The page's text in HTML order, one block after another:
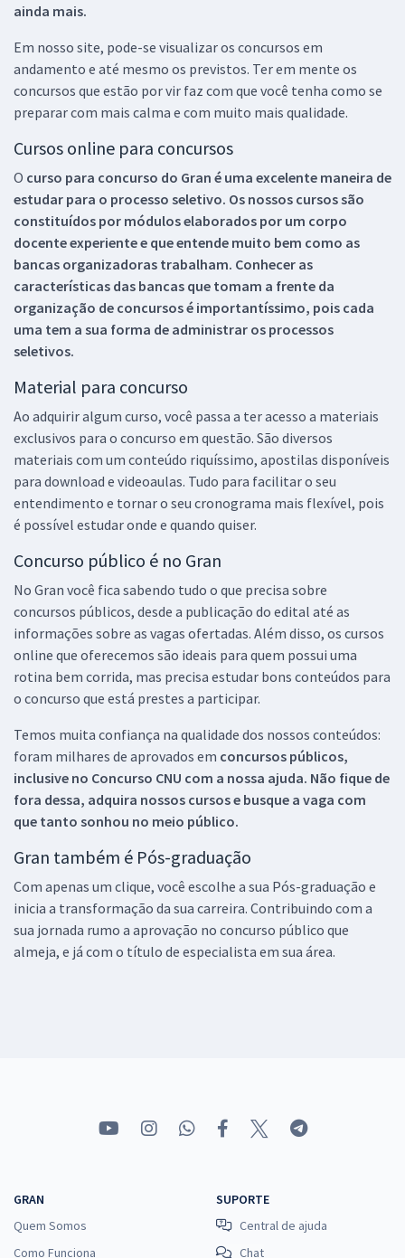
ainda mais.
Em nosso site, pode-se visualizar os concursos em
andamento e até mesmo os previstos. Ter em mente os
concursos que estão por vir faz com que você tenha como se
preparar com mais calma e com muito mais qualidade.
Cursos online para concursos
O curso para concurso do Gran é uma excelente maneira de
estudar para o processo seletivo. Os nossos cursos são
constituídos por módulos elaborados por um corpo
docente experiente e que entende muito bem como as
bancas organizadoras trabalham. Conhecer as
características das bancas que tomam a frente da
organização de concursos é importantíssimo, pois cada
uma tem a sua forma de administrar os processos
seletivos.
Material para concurso
Ao adquirir algum curso, você passa a ter acesso a materiais
exclusivos para o concurso em questão. São diversos
materiais com um conteúdo riquíssimo, apostilas disponíveis
para download e videoaulas. Tudo para facilitar o seu
entendimento e tornar o seu cronograma mais flexível, pois
é possível estudar onde e quando quiser.
Concurso público é no Gran
No Gran você fica sabendo tudo o que precisa sobre
concursos públicos, desde a publicação do edital até as
informações sobre as vagas ofertadas. Além disso, os cursos
online que oferecemos são ideais para quem possui uma
rotina bem corrida, mas precisa estudar bons conteúdos para
o concurso que está prestes a participar.
Temos muita confiança na qualidade dos nossos conteúdos:
foram milhares de aprovados em concursos públicos,
inclusive no Concurso CNU com a nossa ajuda. Não fique de
fora dessa, adquira nossos cursos e busque a vaga com
que tanto sonhou no meio público.
Gran também é Pós-graduação
Com apenas um clique, você escolhe a sua Pós-graduação e
inicia a transformação da sua carreira. Contribuindo com a
sua jornada rumo a aprovação no concurso público que
almeja, e já com o título de especialista em sua área.
GRAN
Quem Somos
Como Funciona
SUPORTE
Central de ajuda
Chat